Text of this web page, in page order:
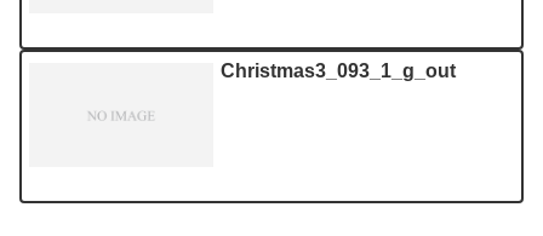
Christmas3_093_1_g_out